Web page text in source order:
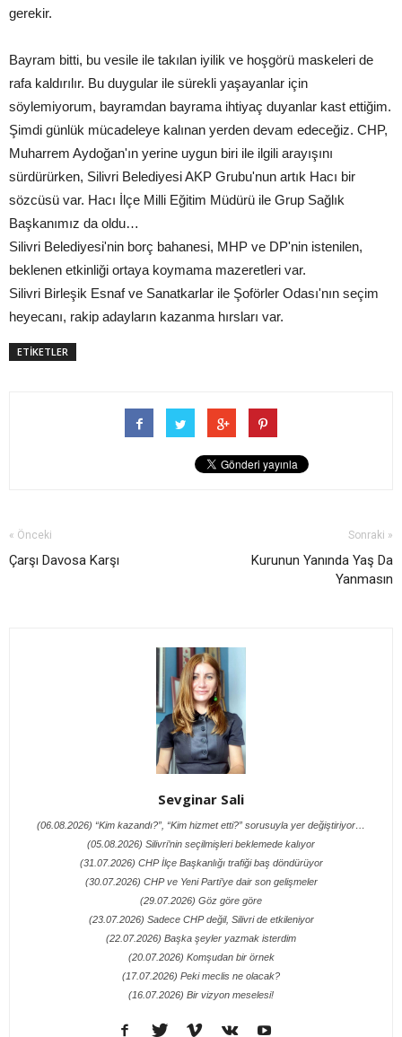
gerekir.
Bayram bitti, bu vesile ile takılan iyilik ve hoşgörü maskeleri de
rafa kaldırılır. Bu duygular ile sürekli yaşayanlar için
söylemiyorum, bayramdan bayrama ihtiyaç duyanlar kast ettiğim.
Şimdi günlük mücadeleye kalınan yerden devam edeceğiz. CHP,
Muharrem Aydoğan'ın yerine uygun biri ile ilgili arayışını
sürdürürken, Silivri Belediyesi AKP Grubu'nun artık Hacı bir
sözcüsü var. Hacı İlçe Milli Eğitim Müdürü ile Grup Sağlık
Başkanımız da oldu…
Silivri Belediyesi'nin borç bahanesi, MHP ve DP'nin istenilen,
beklenen etkinliği ortaya koymama mazeretleri var.
Silivri Birleşik Esnaf ve Sanatkarlar ile Şoförler Odası'nın seçim
heyecanı, rakip adayların kazanma hırsları var.
ETİKETLER
« Önceki
Çarşı Davosa Karşı
Sonraki »
Kurunun Yanında Yaş Da
Yanmasın
Sevginar Sali
(06.08.2026) “Kim kazandı?”, “Kim hizmet etti?” sorusuyla yer değiştiriyor…
(05.08.2026) Silivri’nin seçilmişleri beklemede kalıyor
(31.07.2026) CHP İlçe Başkanlığı trafiği baş döndürüyor
(30.07.2026) CHP ve Yeni Parti’ye dair son gelişmeler
(29.07.2026) Göz göre göre
(23.07.2026) Sadece CHP değil, Silivri de etkileniyor
(22.07.2026) Başka şeyler yazmak isterdim
(20.07.2026) Komşudan bir örnek
(17.07.2026) Peki meclis ne olacak?
(16.07.2026) Bir vizyon meselesi!